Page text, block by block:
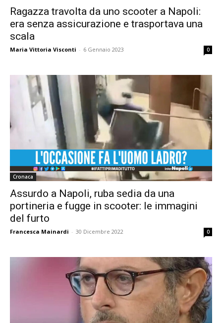
Ragazza travolta da uno scooter a Napoli:
era senza assicurazione e trasportava una
scala
Maria Vittoria Visconti - 6 Gennaio 2023 0
Cronaca
Assurdo a Napoli, ruba sedia da una
portineria e fugge in scooter: le immagini
del furto
Francesca Mainardi - 30 Dicembre 2022 0